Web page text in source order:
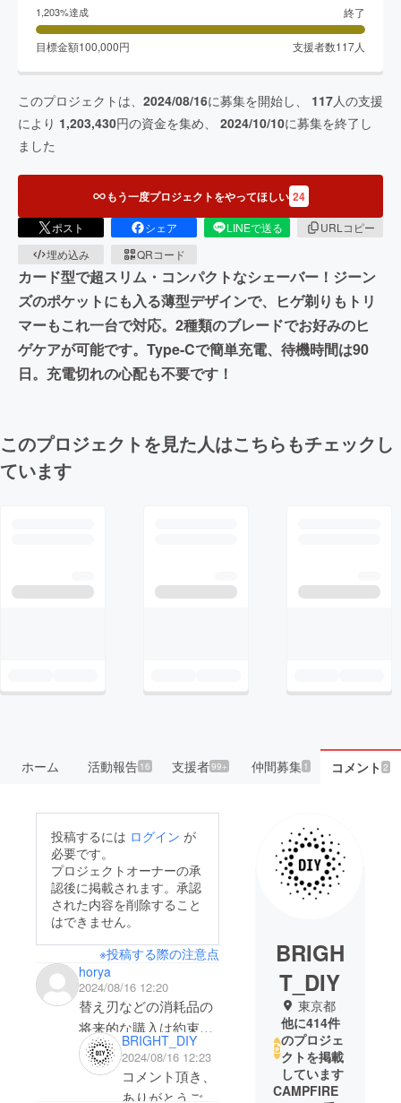
1,203%達成 終了
目標金額100,000円 支援者数117人
このプロジェクトは、 2024/08/16に募集を開始し、 117人の支援
により 1,203,430円の資金を集め、 2024/10/10に募集を終了し
ました
もう一度プロジェクトをやってほしい 24
ポスト シェア LINEで送る
URLコピー
埋め込み
QRコード
カード型で超スリム・コンパクトなシェーバー！ジーン
ズのポケットにも入る薄型デザインで、ヒゲ剃りもトリ
マーもこれ一台で対応。2種類のブレードでお好みのヒ
ゲケアが可能です。Type-Cで簡単充電、待機時間は90
日。充電切れの心配も不要です！
このプロジェクトを見た人はこちらもチェックし
ています
ホーム 活動報告16 支援者99+ 仲間募集 1 コメント2
投稿するには ログイン が
必要です。
プロジェクトオーナーの承
認後に掲載されます。承認
された内容を削除すること
はできません。
※投稿する際の注意点
horya
2024/08/16 12:20
替え刃などの消耗品の
将来的な購入は約束さ
れるのでしょか
BRIGHT_DIY
2024/08/16 12:23
コメント頂き、
ありがとうござ
BRIGH
T_DIY
東京都
他に414件
のプロジェ
クトを掲載
しています
CAMPFIRE